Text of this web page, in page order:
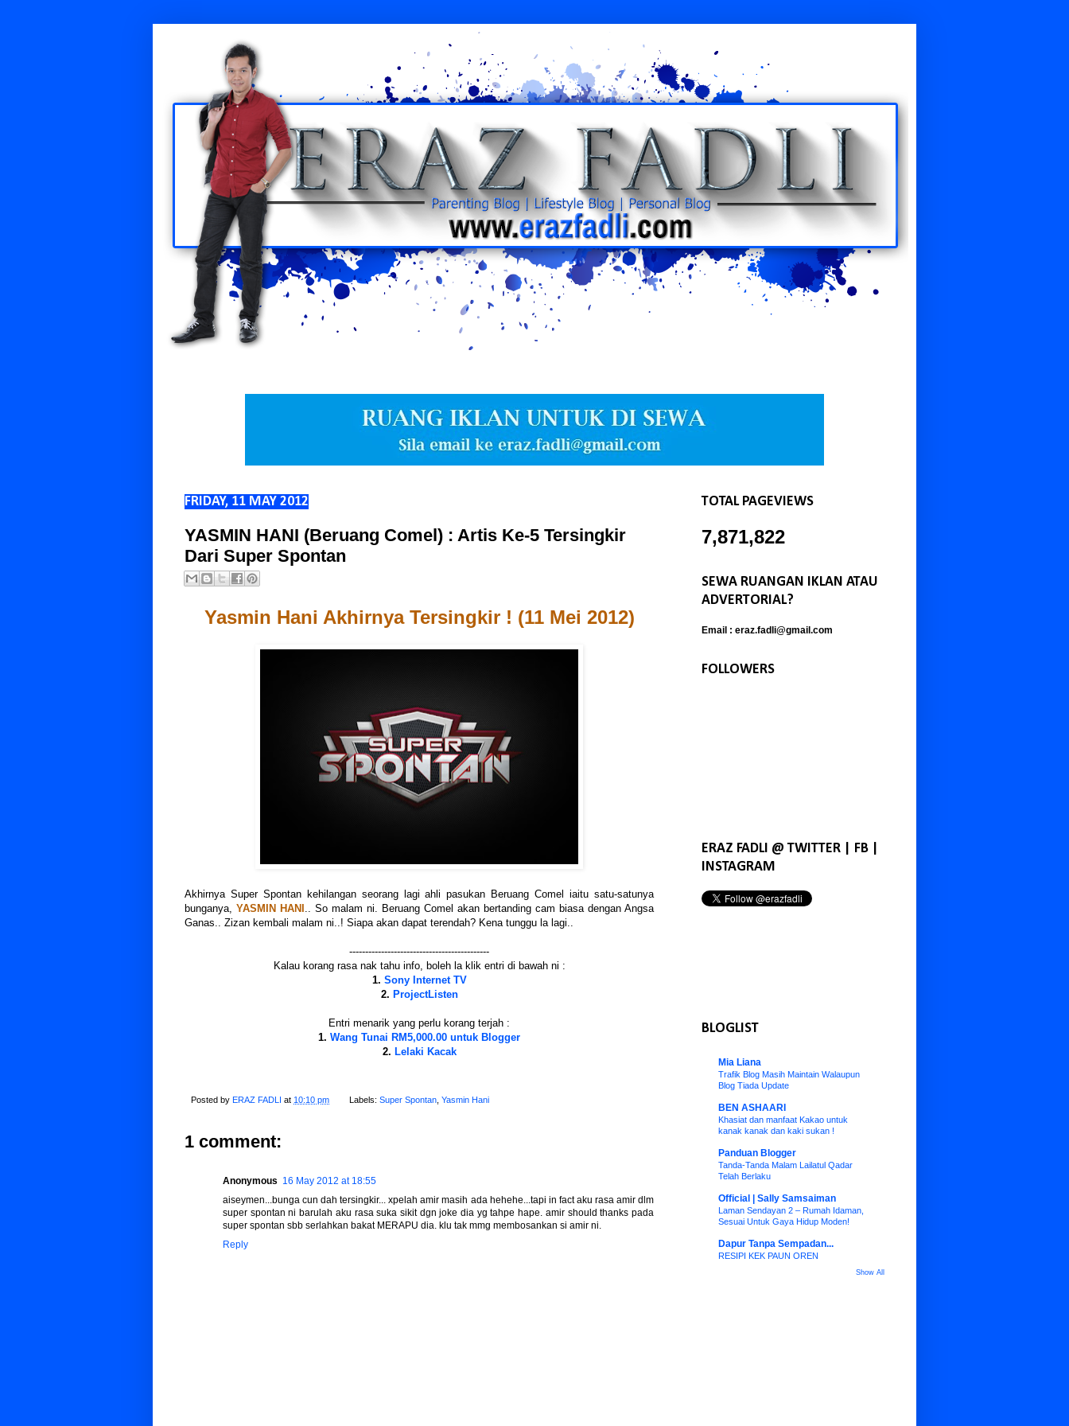
FRIDAY, 11 MAY 2012
YASMIN HANI (Beruang Comel) : Artis Ke-5 Tersingkir
Dari Super Spontan
Yasmin Hani Akhirnya Tersingkir ! (11 Mei 2012)
Akhirnya Super Spontan kehilangan seorang lagi ahli pasukan Beruang Comel iaitu satu-satunya
bunganya, YASMIN HANI .. So malam ni. Beruang Comel akan bertanding cam biasa dengan Angsa
Ganas.. Zizan kembali malam ni..! Siapa akan dapat terendah? Kena tunggu la lagi..
--------------------------------------------
Kalau korang rasa nak tahu info, boleh la klik entri di bawah ni :
1. Sony Internet TV
2. ProjectListen
Entri menarik yang perlu korang terjah :
1. Wang Tunai RM5,000.00 untuk Blogger
2. Lelaki Kacak
Posted by ERAZ FADLI at 10:10 pm Labels: Super Spontan, Yasmin Hani
1 comment:
Anonymous 16 May 2012 at 18:55
aiseymen...bunga cun dah tersingkir... xpelah amir masih ada hehehe...tapi in fact aku rasa amir dlm
super spontan ni barulah aku rasa suka sikit dgn joke dia yg tahpe hape. amir should thanks pada
super spontan sbb serlahkan bakat MERAPU dia. klu tak mmg membosankan si amir ni.
Reply
TOTAL PAGEVIEWS
7,871,822
SEWA RUANGAN IKLAN ATAU
ADVERTORIAL?
Email : eraz.fadli@gmail.com
FOLLOWERS
ERAZ FADLI @ TWITTER | FB |
INSTAGRAM
BLOGLIST
Mia Liana
Trafik Blog Masih Maintain Walaupun
Blog Tiada Update
BEN ASHAARI
Khasiat dan manfaat Kakao untuk
kanak kanak dan kaki sukan !
Panduan Blogger
Tanda-Tanda Malam Lailatul Qadar
Telah Berlaku
Official | Sally Samsaiman
Laman Sendayan 2 – Rumah Idaman,
Sesuai Untuk Gaya Hidup Moden!
Dapur Tanpa Sempadan...
RESIPI KEK PAUN OREN
Show All